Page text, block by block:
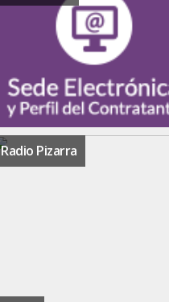
Radio Pizarra